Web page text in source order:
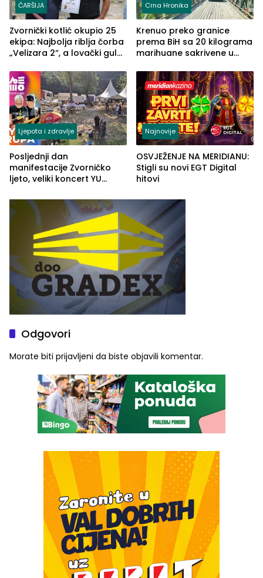
ČARŠIJA
Zvornički kotlić okupio 25
ekipa: Najbolja riblja čorba
„Velizara 2“, a lovački gulaš
Crna Hronika
Krenuo preko granice
prema BiH sa 20 kilograma
marihuane sakrivene u
Ljepota i zdravlje
Posljednji dan
manifestacije Zvorničko
ljeto, veliki koncert YU
ove godine
Najnovije
OSVJEŽENJE NA MERIDIANU:
Stigli su novi EGT Digital
hitovi
Odgovori
Morate biti prijavljeni da biste objavili komentar.